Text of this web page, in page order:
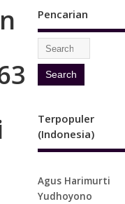
Pencarian
Terpopuler
(Indonesia)
Agus Harimurti
Yudhoyono